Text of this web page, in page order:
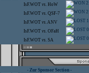
IsF.WOT vs. HoW
IsF.WOT vs. QSF-7
IsF.WOT vs.ANV
IsF.WOT vs. OFaH
IsF.WOT vs. SA
- Zur Sponsor Section -